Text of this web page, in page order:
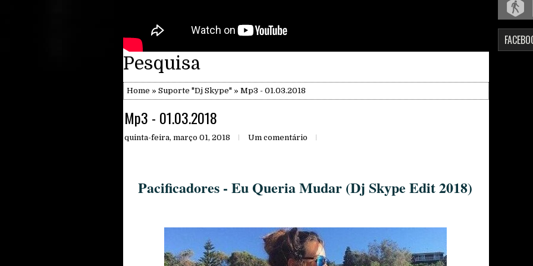
Pesquisa
Home » Suporte "Dj Skype" » Mp3 - 01.03.2018
Mp3 - 01.03.2018
quinta-feira, março 01, 2018 Um comentário
Pacificadores - Eu Queria Mudar (Dj Skype Edit 2018)